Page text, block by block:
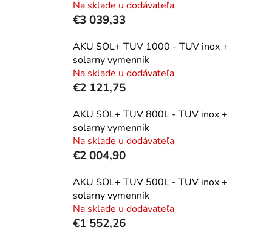
Na sklade u dodávateľa
€3 039,33
AKU SOL+ TUV 1000 - TUV inox +
solarny vymennik
Na sklade u dodávateľa
€2 121,75
AKU SOL+ TUV 800L - TUV inox +
solarny vymennik
Na sklade u dodávateľa
€2 004,90
AKU SOL+ TUV 500L - TUV inox +
solarny vymennik
Na sklade u dodávateľa
€1 552,26